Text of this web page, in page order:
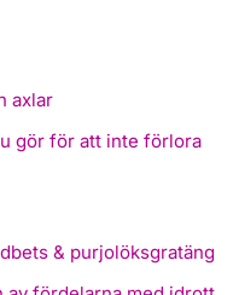
axlar
gör för att inte förlora
& purjolöksgratäng